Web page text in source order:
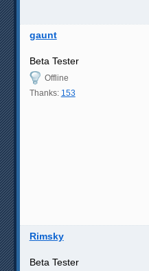
gaunt
Beta Tester
Offline
Thanks: 153
Rimsky
Beta Tester